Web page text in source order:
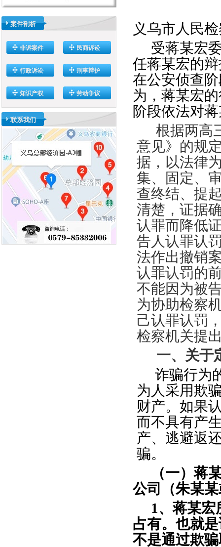
案件剖析
非诉案件 民商诉讼
行政诉讼 刑事辩护
知识产权 劳动争议
联系我们
义乌市人民
受蒋某宏
任蒋某宏的
在公安侦查
为，蒋某宏
阶段依法对
根据两高
意见》 的规
据，以法律
集、固定、
查终结、提
清楚，证据
认罪而降低
告人认罪认
法作出撤销
认罪认罚的
不能因为被
为协助检察
己认罪认罚
检察机关提
一、关于
诈骗行为
为人采用欺
财产。如果
而不具有产
产、逃避返
骗。
（一）蒋
公司（朱某
1、蒋某
占有。也就
不是通过欺